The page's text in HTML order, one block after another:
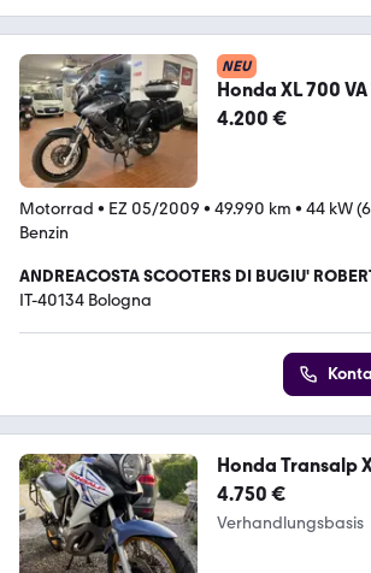
NEU
Honda XL 700
2009 km 50000
4.200 €
Motorrad • EZ 05/2009 • 49.990 km • 44 kW
Benzin
ANDREACOSTA SCOOTERS DI BUGIU'
IT-40134 Bologna
Honda Transalp
4.750 €
Verhandlungsbasis